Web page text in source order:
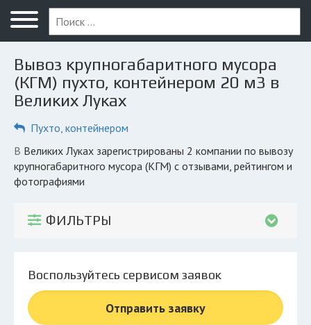
Меню
Главная
Вопрос юристу
Великие Луки
ПОЛЬЗОВАТЕЛЯМ
Компании
Экоблог
Личный кабинет
Вывоз крупногабаритного мусора
(КГМ) пухто, контейнером 20 м3 в
Великих Луках
Пухто, контейнером
в Великих Луках зарегистрированы 2 компании по вывозу
крупногабаритного мусора (КГМ) с отзывами, рейтингом и
фотографиями
ФИЛЬТРЫ
Воспользуйтесь сервисом заявок
Отправить заявку